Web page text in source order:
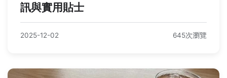
訊與實用貼士
2025-12-02 645次瀏覽